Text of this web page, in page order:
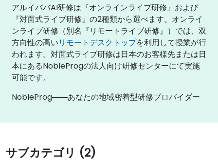
アルイババAI研修は『オンラインライブ研修』および
『対面式ライブ研修』の2種類から選べます。オンライ
ンライブ研修（別名『リモートライブ研修』）では、双
方向性の高いリモートデスクトップを利用して授業が行
われます。対面式ライブ研修は日本のお客様先または日
本にあるNobleProgの法人向け研修センターにて実施
可能です。
NobleProg――あなたの地域密着型研修プロバイダー
サブカテゴリ (2)